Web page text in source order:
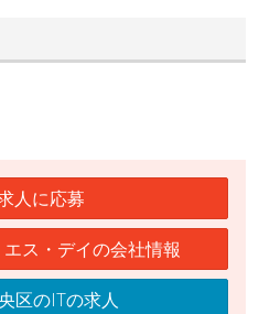
人に応募
ス・デイの会社情報
区のITの求人